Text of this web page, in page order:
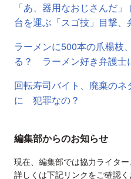
「あ、器用なおじさんだ
台を運ぶ「スゴ技」目撃、
ラーメンに500本の爪楊枝
る？ ラーメン好き弁護士
回転寿司バイト、廃棄の
に 犯罪なの？
編集部からのお知らせ
現在、編集部では協力ライタ
詳しくは下記リンクをご確認く